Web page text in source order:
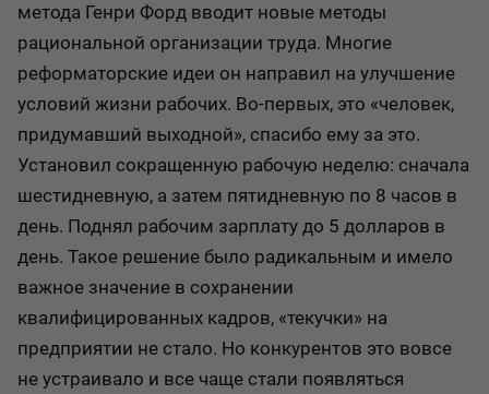
метода Генри Форд вводит новые методы
рациональной организации труда. Многие
реформаторские идеи он направил на улучшение
условий жизни рабочих. Во-первых, это «человек,
придумавший выходной», спасибо ему за это.
Установил сокращенную рабочую неделю: сначала
шестидневную, а затем пятидневную по 8 часов в
день. Поднял рабочим зарплату до 5 долларов в
день. Такое решение было радикальным и имело
важное значение в сохранении
квалифицированных кадров, «текучки» на
предприятии не стало. Но конкурентов это вовсе
не устраивало и все чаще стали появляться